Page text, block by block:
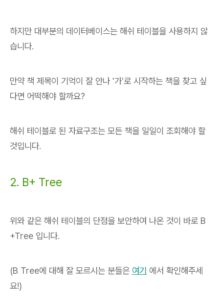
하지만 대부분의 데이터베이스는 해쉬 테이블을 사용하지 않
습니다.
만약 책 제목이 기억이 잘 안나 '가'로 시작하는 책을 찾고 싶
다면 어떡해야 할까요?
해쉬 테이블로 된 자료구조는 모든 책을 일일이 조회해야 할
것입니다.
2. B+ Tree
위와 같은 해쉬 테이블의 단점을 보안하여 나온 것이 바로 B
+Tree 입니다.
(B Tree에 대해 잘 모르시는 분들은 여기 에서 확인해주세
요!)